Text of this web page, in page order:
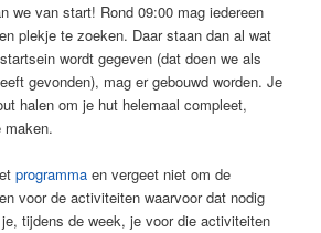
we van start! Rond 09:00 mag iedereen
plekje te zoeken. Daar staan dan al wat
wordt gegeven (dat doen we als
gevonden), mag er gebouwd worden. Je
halen om je hut helemaal compleet,
maken.
programmaen vergeet niet om de
voor de activiteiten waarvoor dat nodig
tijdens de week, je voor die activiteiten